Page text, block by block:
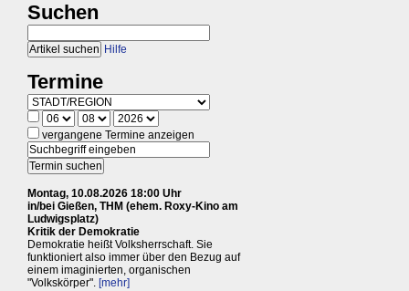
Suchen
Hilfe
Termine
vergangene Termine anzeigen
Montag, 10.08.2026 18:00 Uhr
in/bei Gießen, THM (ehem. Roxy-Kino am
Ludwigsplatz)
Kritik der Demokratie
Demokratie heißt Volksherrschaft. Sie
funktioniert also immer über den Bezug auf
einem imaginierten, organischen
"Volkskörper". [mehr]